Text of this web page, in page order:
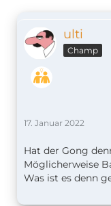
ulti
Champ
17. Januar 2022
Hat der Gong
Möglicherweise
Was ist es denn